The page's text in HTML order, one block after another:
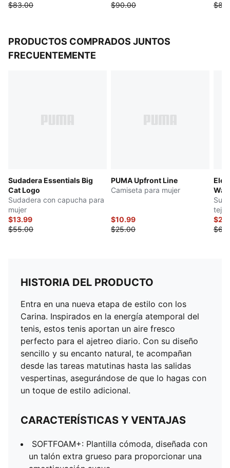
$83.00
$90.00
PRODUCTOS COMPRADOS JUNTOS
FRECUENTEMENTE
Sudadera Essentials Big
Cat Logo
Sudadera con capucha para
mujer
$13.99
$55.00
PUMA Upfront Line
Camiseta para mujer
$10.99
$25.00
HISTORIA DEL PRODUCTO
Entra en una nueva etapa de estilo con los
Carina. Inspirados en la energía atemporal del
tenis, estos tenis aportan un aire fresco
perfecto para el ajetreo diario. Con su diseño
sencillo y su encanto natural, te acompañan
desde las tareas matutinas hasta las salidas
vespertinas, asegurándose de que lo hagas con
un toque de estilo adicional.
CARACTERÍSTICAS Y VENTAJAS
SOFTFOAM+: Plantilla cómoda, diseñada con
un talón extra grueso para proporcionar una